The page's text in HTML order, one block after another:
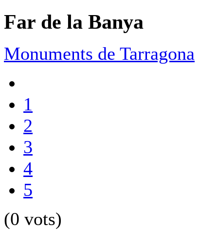
Far de la Banya
Monuments de Tarragona
1
2
3
4
5
(0 vots)